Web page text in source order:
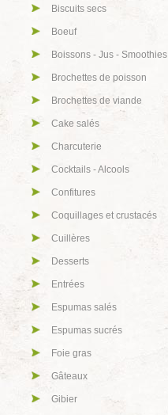
Biscuits secs
Boeuf
Boissons - Jus - Smoothies
Brochettes de poisson
Brochettes de viande
Cake salés
Charcuterie
Cocktails - Alcools
Confitures
Coquillages et crustacés
Cuillères
Desserts
Entrées
Espumas salés
Espumas sucrés
Foie gras
Gâteaux
Gibier